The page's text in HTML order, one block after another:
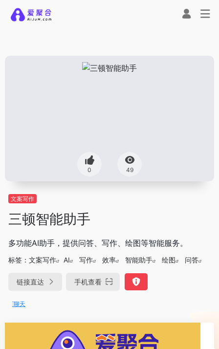
0 49
文案写作
三顿智能助手
多功能AI助手，提供问答、写作、绘图等智能服务。
标签： 文案写作 AI 写作 效率 智能助手 绘图 问答
链接直达 手机查看